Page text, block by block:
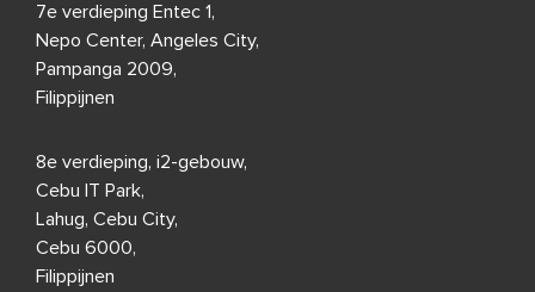
7e verdieping Entec 1,
Nepo Center, Angeles City,
Pampanga 2009,
Filippijnen
8e verdieping, i2-gebouw,
Cebu IT Park,
Lahug, Cebu City,
Cebu 6000,
Filippijnen